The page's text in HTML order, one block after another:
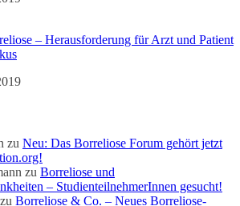
– Herausforderung für Arzt und Patient
zu Neu: Das Borreliose Forum gehört jetzt
zu Borreliose und
– StudienteilnehmerInnen gesucht!
zu Borreliose & Co. – Neues Borreliose-